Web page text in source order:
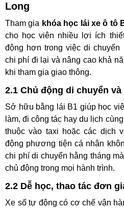
Long
Tham gia khóa học lái xe ô tô
cho học viên nhiều lợi ích
động hơn trong việc di chuyển
chi phí đi lại và nâng cao khả
khi tham gia giao thông.
2.1 Chủ động di chuyển
Sở hữu bằng lái B1 giúp học
làm, đi công tác hay du lịch
thuộc vào taxi hoặc các dịch
động phương tiện cá nhân
chi phí di chuyển hằng tháng
chủ động trong mọi hành trình.
2.2 Dễ học, thao tác đơn
Xe số tự động có cơ chế vận